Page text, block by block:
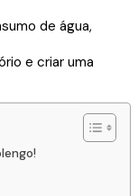
de água,
e criar uma